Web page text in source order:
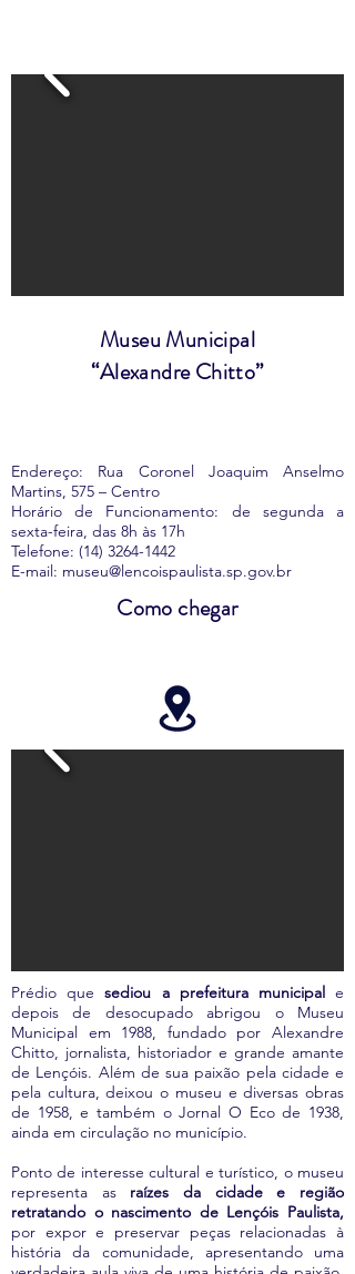
Museu Municipal
“Alexandre Chitto”
Endereço: Rua Coronel Joaquim Anselmo
Martins, 575 – Centro
Horário de Funcionamento: de segunda a
sexta-feira, das 8h às 17h
Telefone: (14) 3264-1442
E-mail: museu@lencoispaulista.sp.gov.br
Como chegar
Prédio que sediou a prefeitura municipale
depois de desocupado abrigou o Museu
Municipal em 1988, fundado por Alexandre
Chitto, jornalista, historiador e grande amante
de Lençóis. Além de sua paixão pela cidade e
pela cultura, deixou o museu e diversas obras
de 1958, e também o Jornal O Eco de 1938,
ainda em circulação no município.
Ponto de interesse cultural e turístico, o museu
representa as raízes da cidade e região
retratando o nascimento de Lençóis Paulista,
por expor e preservar peças relacionadas à
história da comunidade, apresentando uma